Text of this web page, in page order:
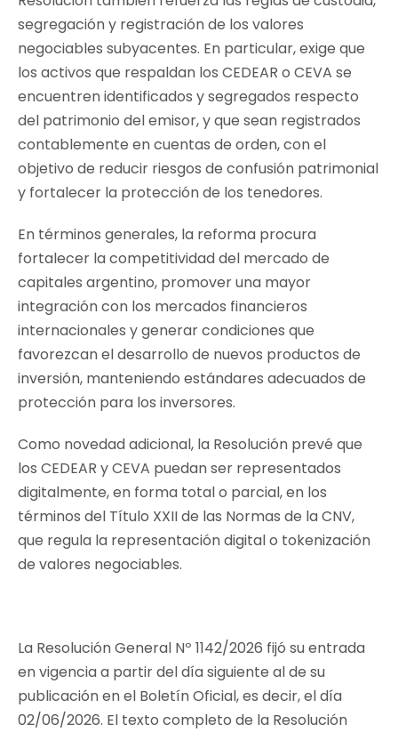
segregación y registración de los valores
negociables subyacentes. En particular, exige que
los activos que respaldan los CEDEAR o CEVA se
encuentren identificados y segregados respecto
del patrimonio del emisor, y que sean registrados
contablemente en cuentas de orden, con el
objetivo de reducir riesgos de confusión patrimonial
y fortalecer la protección de los tenedores.
En términos generales, la reforma procura
fortalecer la competitividad del mercado de
capitales argentino, promover una mayor
integración con los mercados financieros
internacionales y generar condiciones que
favorezcan el desarrollo de nuevos productos de
inversión, manteniendo estándares adecuados de
protección para los inversores.
Como novedad adicional, la Resolución prevé que
los CEDEAR y CEVA puedan ser representados
digitalmente, en forma total o parcial, en los
términos del Título XXII de las Normas de la CNV,
que regula la representación digital o tokenización
de valores negociables.
La Resolución General Nº 1142/2026 fijó su entrada
en vigencia a partir del día siguiente al de su
publicación en el Boletín Oficial, es decir, el día
02/06/2026. El texto completo de la Resolución